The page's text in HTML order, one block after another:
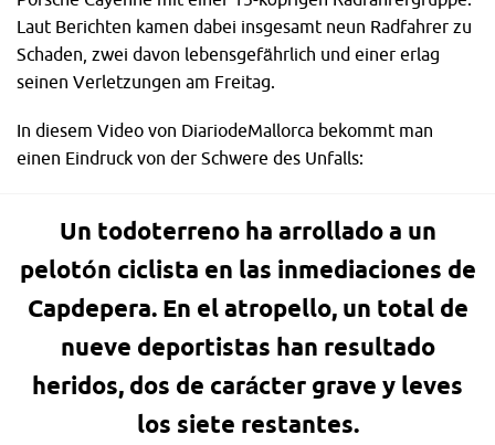
Laut Berichten kamen dabei insgesamt neun Radfahrer zu
Schaden, zwei davon lebensgefährlich und einer erlag
seinen Verletzungen am Freitag.
In diesem Video von DiariodeMallorca bekommt man
einen Eindruck von der Schwere des Unfalls:
Un todoterreno ha arrollado a un
pelotón ciclista en las inmediaciones de
Capdepera. En el atropello, un total de
nueve deportistas han resultado
heridos, dos de carácter grave y leves
los siete restantes.